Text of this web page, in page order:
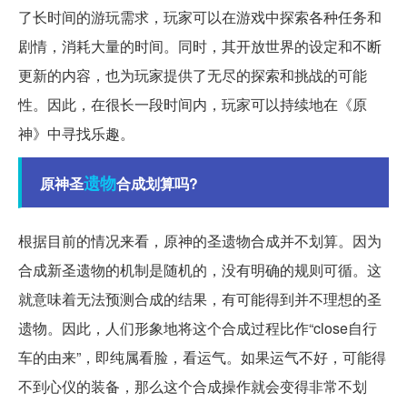
了长时间的游玩需求，玩家可以在游戏中探索各种任务和
剧情，消耗大量的时间。同时，其开放世界的设定和不断
更新的内容，也为玩家提供了无尽的探索和挑战的可能
性。因此，在很长一段时间内，玩家可以持续地在《原
神》中寻找乐趣。
原神圣遗物合成划算吗?
根据目前的情况来看，原神的圣遗物合成并不划算。因为
合成新圣遗物的机制是随机的，没有明确的规则可循。这
就意味着无法预测合成的结果，有可能得到并不理想的圣
遗物。因此，人们形象地将这个合成过程比作“close自行
车的由来”，即纯属看脸，看运气。如果运气不好，可能得
不到心仪的装备，那么这个合成操作就会变得非常不划